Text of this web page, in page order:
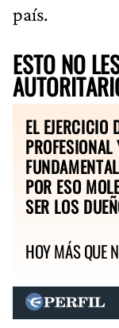
país.
ESTO NO
EL EJERCICIO
POR ESO
SER LOS
HOY MÁS QUE